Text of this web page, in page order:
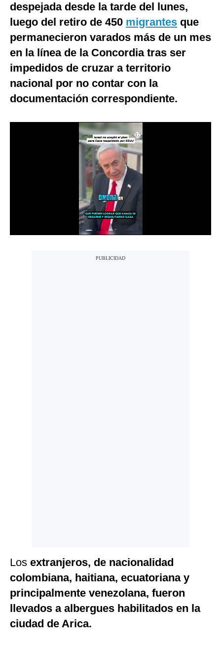
España
Internacional
Tecnología
Club del Suscriptor
despejada desde la tarde del lunes,
luego del retiro de 450 migrantes que
permanecieron varados más de un mes
en la línea de la Concordia tras ser
impedidos de cruzar a territorio
nacional por no contar con la
documentación correspondiente.
Los extranjeros, de nacionalidad
colombiana, haitiana, ecuatoriana y
principalmente venezolana, fueron
llevados a albergues habilitados en la
ciudad de Arica.